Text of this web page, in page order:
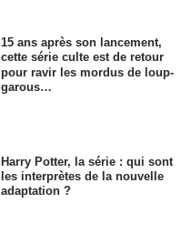
15 ans après son lancement,
cette série culte est de retour
pour ravir les mordus de loup-
garous…
Harry Potter, la série : qui sont
les interprètes de la nouvelle
adaptation ?